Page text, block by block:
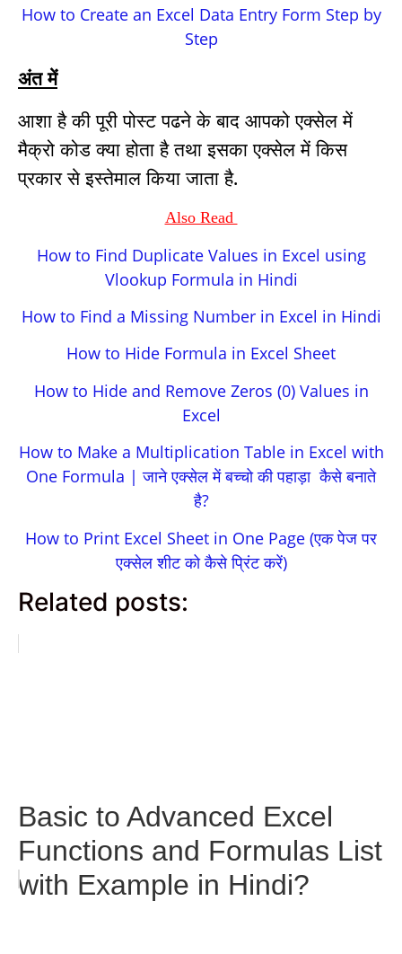
How to Create an Excel Data Entry Form Step by
Step
अंत में
आशा है की पूरी पोस्ट पढने के बाद आपको एक्सेल में
मैक्रो कोड क्या होता है तथा इसका एक्सेल में किस
प्रकार से इस्तेमाल किया जाता है.
Also Read
How to Find Duplicate Values in Excel using
Vlookup Formula in Hindi
How to Find a Missing Number in Excel in Hindi
How to Hide Formula in Excel Sheet
How to Hide and Remove Zeros (0) Values in
Excel
How to Make a Multiplication Table in Excel with
One Formula | जाने एक्सेल में बच्चो की पहाड़ा कैसे बनाते
है?
How to Print Excel Sheet in One Page (एक पेज पर
एक्सेल शीट को कैसे प्रिंट करें)
Related posts:
Basic to Advanced Excel
Functions and Formulas List
with Example in Hindi?